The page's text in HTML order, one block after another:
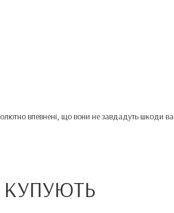
впевнені, що вони не завдадуть шкоди